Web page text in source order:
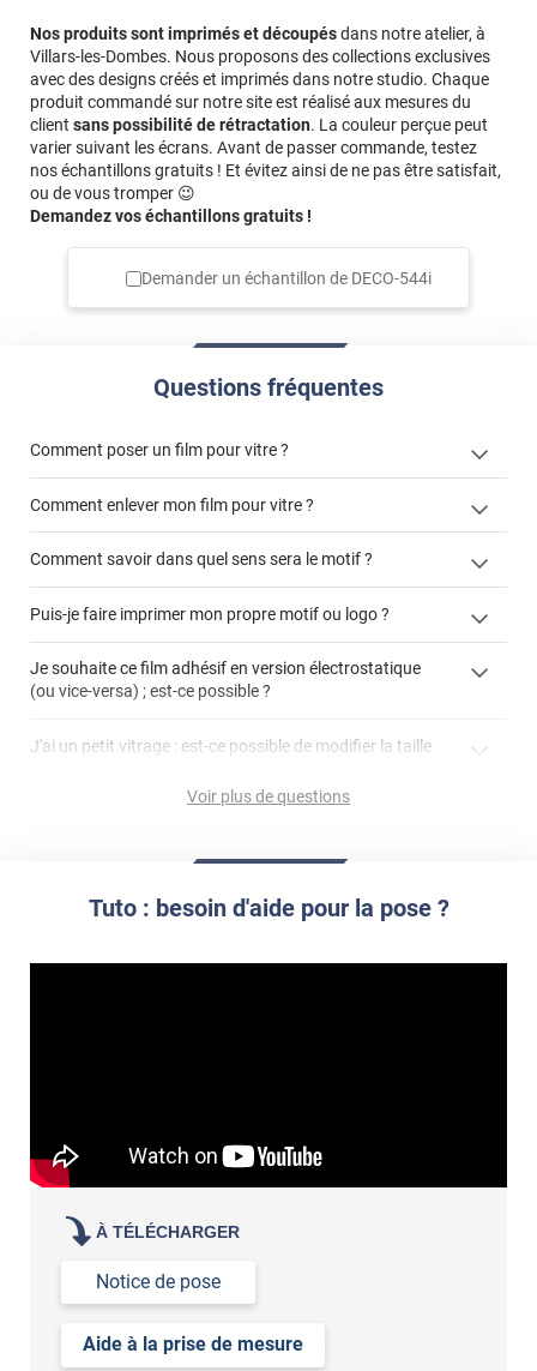
Nos produits sont imprimés et découpésdans notre atelier, à
Villars-les-Dombes. Nous proposons des collections exclusives
avec des designs créés et imprimés dans notre studio. Chaque
produit commandé sur notre site est réalisé aux mesures du
client sans possibilité de rétractation. La couleur perçue peut
varier suivant les écrans. Avant de passer commande, testez
nos échantillons gratuits ! Et évitez ainsi de ne pas être satisfait,
ou de vous tromper 😉
Demandez vos échantillons gratuits !
Demander un échantillon de DECO-544i
Questions fréquentes
Comment poser un film pour vitre ?
cet article
cet
article
Comment enlever mon film pour vitre ?
enlever et stocker
Comment savoir dans quel sens sera le motif ?
Puis-je faire imprimer mon propre motif ou logo ?
personnaliser
Je souhaite ce film adhésif en version électrostatique
(ou vice-versa) ; est-ce possible ?
J'ai un petit vitrage : est-ce possible de modifier la taille
impression personnalisée
Voir plus de questions
Tuto : besoin d'aide pour la pose ?
À TÉLÉCHARGER
Notice de pose
Aide à la prise de mesure